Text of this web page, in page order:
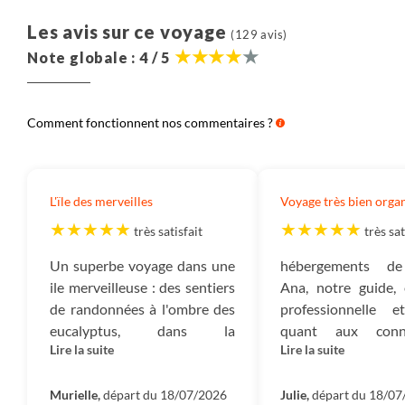
Les avis sur ce voyage (129 avis)
Note globale : 4 / 5
Comment fonctionnent nos commentaires ?
L'ïle des merveilles
très satisfait
Un superbe voyage dans une
ile merveilleuse : des sentiers
de randonnées à l'ombre des
eucalyptus, dans la
tranquillité des levadas,où
mêlent aux succulentes, dans
Lire la suite
Murielle,départ du 18/07/2026
Voyage très bien
très
hébergements
Ana, notre guide,
professionnelle
quant aux
qu'elle a pu nous
humeur a permis
Lire la suite
Julie,départ du 18/